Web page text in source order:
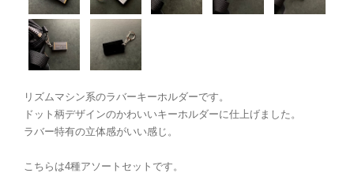
リズムマシン系のラバーキーホルダーです。
ドット柄デザインのかわいいキーホルダーに仕上げました。
ラバー特有の立体感がいい感じ。
こちらは4種アソートセットです。